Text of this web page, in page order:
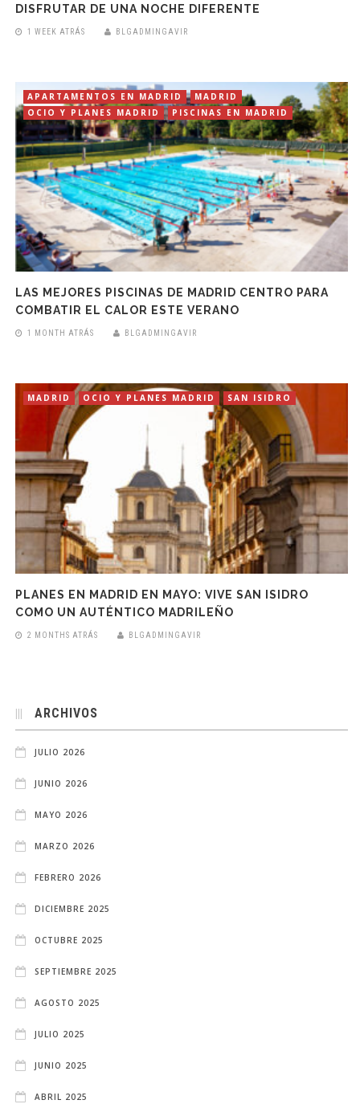
DISFRUTAR DE UNA NOCHE DIFERENTE
1 WEEK ATRÁS BLGADMINGAVIR
APARTAMENTOS EN MADRID
MADRID
OCIO Y PLANES MADRID
PISCINAS EN MADRID
LAS MEJORES PISCINAS DE MADRID CENTRO PARA
COMBATIR EL CALOR ESTE VERANO
1 MONTH ATRÁS BLGADMINGAVIR
MADRID OCIO Y PLANES MADRID SAN ISIDRO
PLANES EN MADRID EN MAYO: VIVE SAN ISIDRO
COMO UN AUTÉNTICO MADRILEÑO
2 MONTHS ATRÁS BLGADMINGAVIR
ARCHIVOS
JULIO 2026
JUNIO 2026
MAYO 2026
MARZO 2026
FEBRERO 2026
DICIEMBRE 2025
OCTUBRE 2025
SEPTIEMBRE 2025
AGOSTO 2025
JULIO 2025
JUNIO 2025
ABRIL 2025